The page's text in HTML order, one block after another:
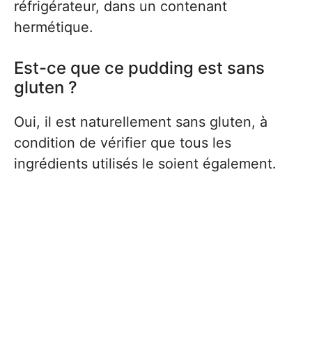
réfrigérateur, dans un contenant
hermétique.
Est-ce que ce pudding est sans
gluten ?
Oui, il est naturellement sans gluten, à
condition de vérifier que tous les
ingrédients utilisés le soient également.